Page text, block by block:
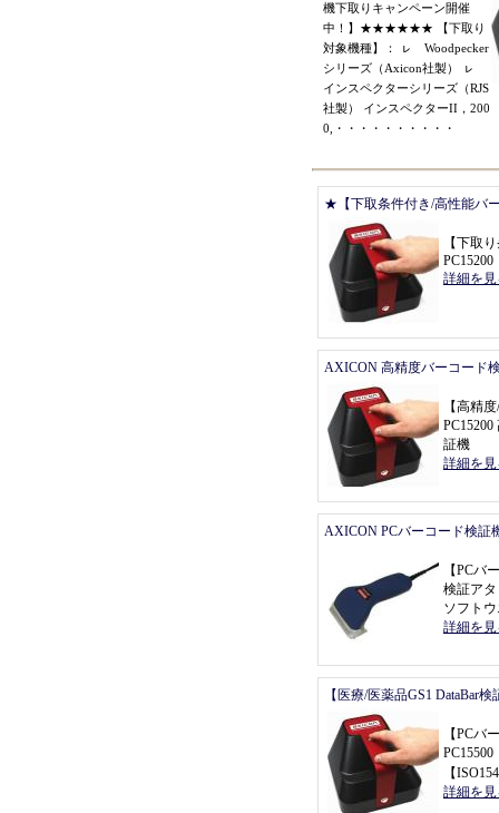
機下取りキャンペーン開催
中 ！】★★★★★★ 【下取り
対象機種】： ㇾ
Woodpecker
シリーズ （Axicon社製）
ㇾ
インスペクターシリーズ （RJS
社製） インスペクターII ， 200
0,
・・・・・・・・・・
★【下取条件付き/高性能バ
【下取
PC15200
詳細を
AXICON 高精度バーコード
【高精
証機
詳細を
AXICON PCバーコード検証
【PCバ
検証ア
ソフト
詳細を
【医療/医薬品GS1 DataBar
【PCバ
【
詳細を